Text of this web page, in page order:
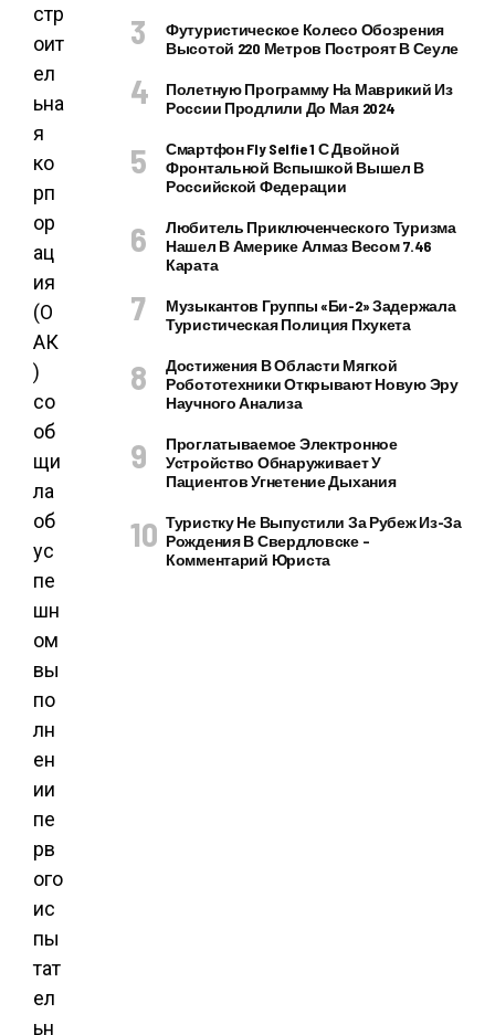
стр
оит
ел
ьна
я
ко
рп
ор
ац
ия
(О
АК
)
со
об
щи
ла
об
ус
пе
шн
ом
вы
по
лн
ен
ии
пе
рв
ого
ис
пы
тат
ел
ьн
Футуристическое Колесо Обозрения
Высотой 220 Метров Построят В Сеуле
Полетную Программу На Маврикий Из
России Продлили До Мая 2024
Смартфон Fly Selfie 1 С Двойной
Фронтальной Вспышкой Вышел В
Российской Федерации
Любитель Приключенческого Туризма
Нашел В Америке Алмаз Весом 7.46
Карата
Музыкантов Группы «Би-2» Задержала
Туристическая Полиция Пхукета
Достижения В Области Мягкой
Робототехники Открывают Новую Эру
Научного Анализа
Проглатываемое Электронное
Устройство Обнаруживает У
Пациентов Угнетение Дыхания
Туристку Не Выпустили За Рубеж Из-За
Рождения В Свердловске –
Комментарий Юриста